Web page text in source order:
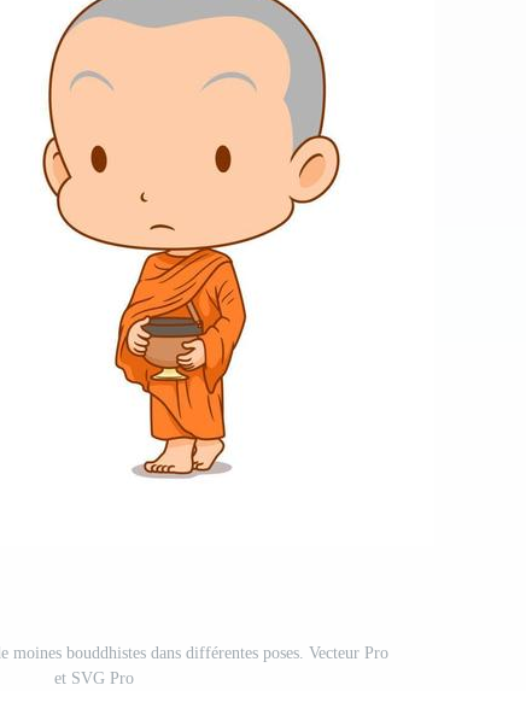
moines bouddhistes dans différentes poses. Vecteur Pro
et SVG Pro